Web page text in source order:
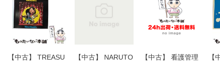
【中古】 TREASU
【中古】 NARUTO
【中古】 看護管理
【